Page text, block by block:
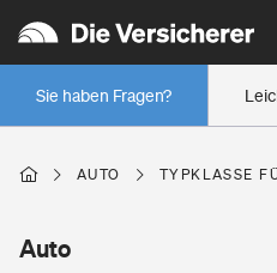
Sie haben Fragen?
Wer versichert was: Jetzt
Regionalklassen: So ist Ihre
Wer versichert was: Jetzt
AUTO TYPKLASSE
Auto